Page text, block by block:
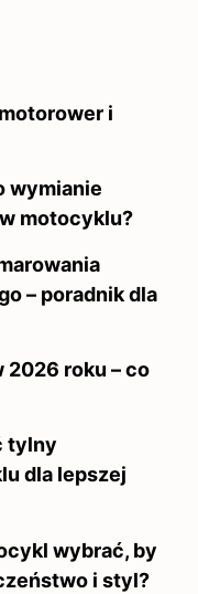
i
wymianie
motocyklu?
– poradnik dla
2026 roku – co
tylny
dla lepszej
wybrać, by
i styl?